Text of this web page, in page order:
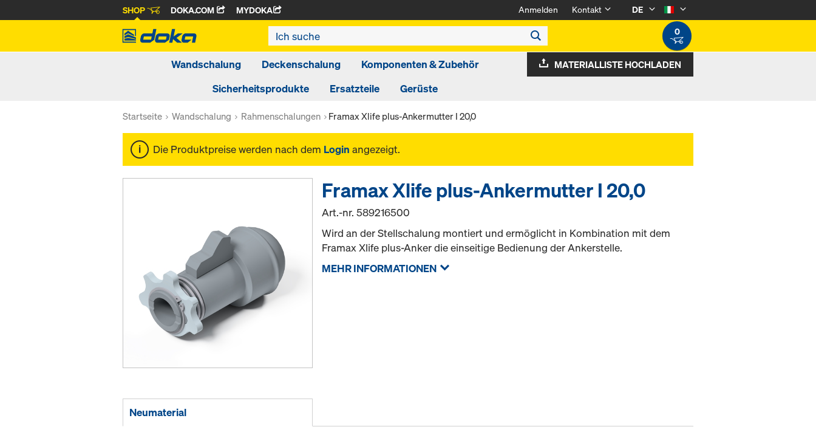
SHOP DOKA.COM MYDOKA Anmelden Kontakt
DE
0
Wandschalung Deckenschalung
Komponenten & Zubehör
Sicherheitsprodukte
Ersatzteile Gerüste
MATERIALLISTE HOCHLADEN
Startseite Wandschalung Rahmenschalungen Framax Xlife plus-Ankermutter I 20,0
Die Produktpreise werden nach dem Login angezeigt.
Framax Xlife plus-Ankermutter I 20,0
Art.-nr.589216500
Wird an der Stellschalung montiert und ermöglicht in Kombination mit dem
Framax Xlife plus-Anker die einseitige Bedienung der Ankerstelle.
MEHR INFORMATIONEN
Neumaterial